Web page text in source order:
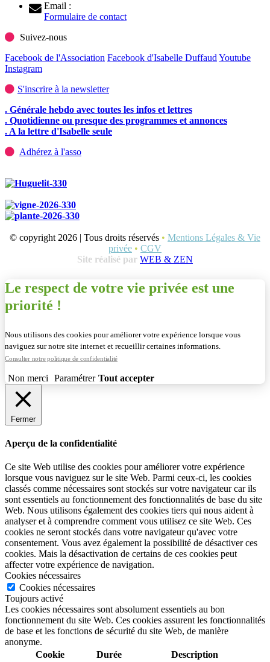
Email :
Formulaire de contact
Suivez-nous
Facebook de l'Association Facebook d'Isabelle Duffaud Youtube
Instagram
S'inscrire à la newsletter
. Générale hebdo avec toutes les infos et lettres
. Quotidienne ou presque des programmes et annonces
. A la lettre d'Isabelle seule
Adhérez à l'asso
© copyright 2026 | Tous droits réservés • Mentions Légales & Vie
privée • CGV
Site réalisé par WEB & ZEN
Le respect de votre vie privée est une
priorité !
Nous utilisons des cookies pour améliorer votre expérience lorsque vous
naviguez sur notre site internet et recueillir certaines informations.
Consulter notre politique de confidentialité
Non merci Paramétrer Tout accepter
Fermer
Aperçu de la confidentialité
Ce site Web utilise des cookies pour améliorer votre expérience
lorsque vous naviguez sur le site Web. Parmi ceux-ci, les cookies
classés comme nécessaires sont stockés sur votre navigateur car ils
sont essentiels au fonctionnement des fonctionnalités de base du site
Web. Nous utilisons également des cookies tiers qui nous aident à
analyser et à comprendre comment vous utilisez ce site Web. Ces
cookies ne seront stockés dans votre navigateur qu'avec votre
consentement. Vous avez également la possibilité de désactiver ces
cookies. Mais la désactivation de certains de ces cookies peut
affecter votre expérience de navigation.
Cookies nécessaires
Cookies nécessaires
Toujours activé
Les cookies nécessaires sont absolument essentiels au bon
fonctionnement du site Web. Ces cookies assurent les fonctionnalités
de base et les fonctions de sécurité du site Web, de manière
anonyme.
Cookie
Durée
Description